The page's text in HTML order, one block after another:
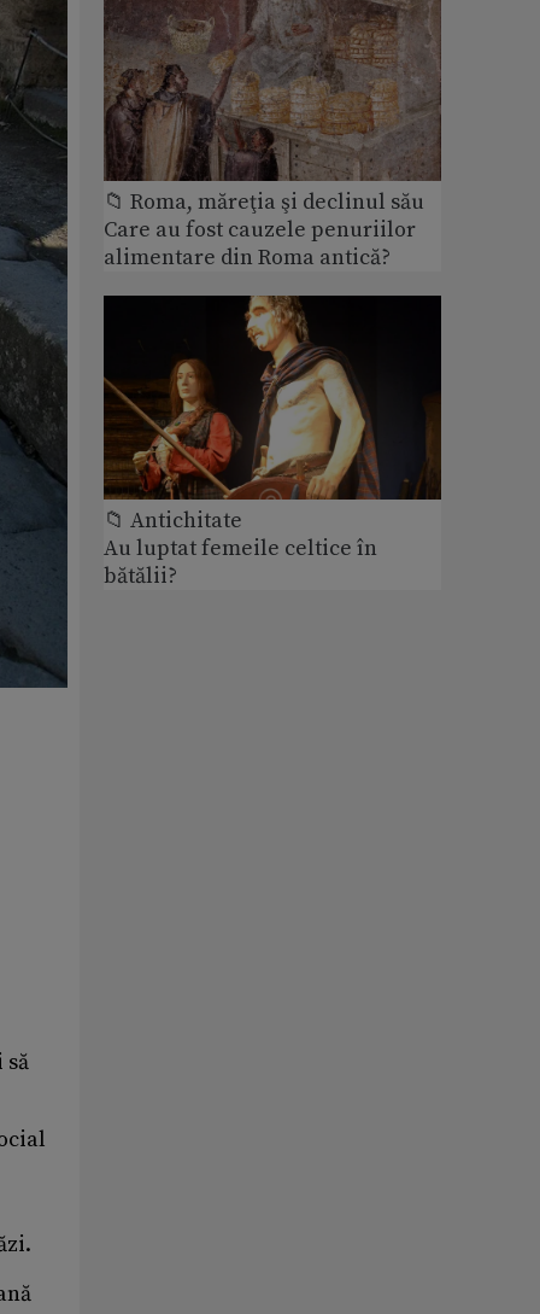
📁 Roma, măreţia şi declinul său
Care au fost cauzele penuriilor
alimentare din Roma antică?
📁 Antichitate
Au luptat femeile celtice în
bătălii?